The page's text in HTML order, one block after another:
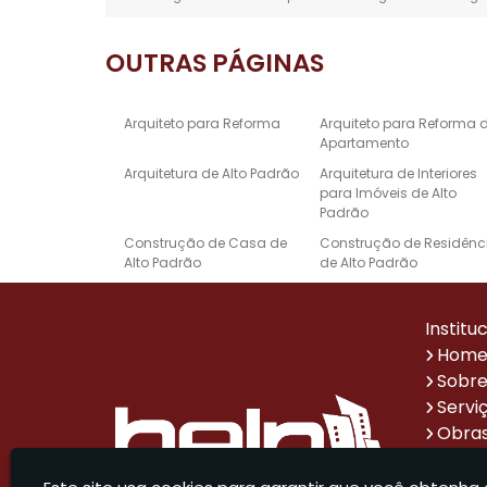
OUTRAS PÁGINAS
Arquiteto para Reforma
Arquiteto para Reforma
Apartamento
Arquitetura de Alto Padrão
Arquitetura de Interiores
para Imóveis de Alto
Padrão
Construção de Casa de
Alto Padrão
Construção de
de Alto Padrão
Casas de Alto Padrão
Padrão
Reforma de Escritório
Sistema de Automação
Empresa de Reformas
Home